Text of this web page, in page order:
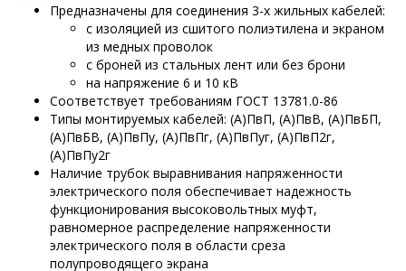
Предназначены для соединения 3-х жильных кабелей:
с изоляцией из сшитого полиэтилена и экраном
из медных проволок
с броней из стальных лент или без брони
на напряжение 6 и 10 кВ
Соответствует требованиям ГОСТ 13781.0-86
Типы монтируемых кабелей: (А)ПвП, (А)ПвВ, (А)ПвБП,
(А)ПвБВ, (А)ПвПу, (А)ПвПг, (А)ПвПуг, (А)ПвП2г,
(А)ПвПу2г
Наличие трубок выравнивания напряженности
электрического поля обеспечивает надежность
функционирования высоковольтных муфт,
равномерное распределение напряженности
электрического поля в области среза
полупроводящего экрана